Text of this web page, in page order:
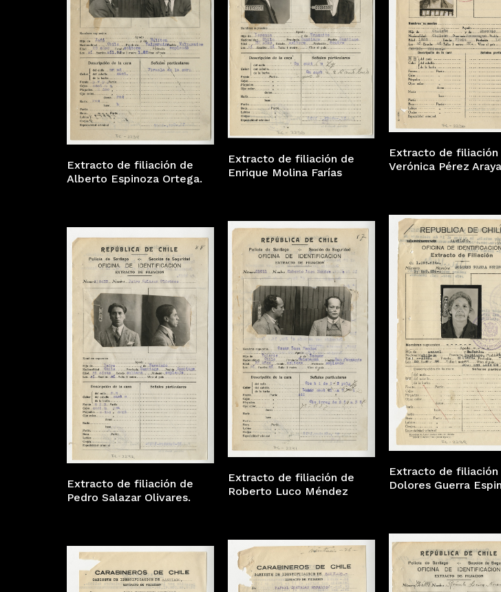
Extracto de filiación de
Alberto Espinoza Ortega.
Extracto de filiación de
Enrique Molina Farías
Extracto de filiación
Verónica Pérez
Extracto de filiación
Dolores Guerra
Extracto de filiación de
Roberto Luco Méndez
Extracto de filiación de
Pedro Salazar Olivares.